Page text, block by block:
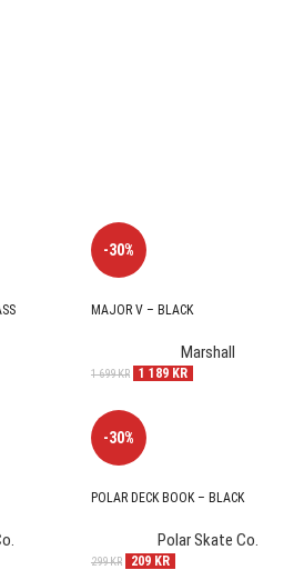
-30%
MAJOR V – BLACK
Marshall
1 699KR 1 189 KR
-30%
POLAR DECK BOOK – BLACK
Polar Skate Co.
299KR 209 KR